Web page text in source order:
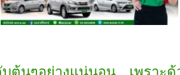
ต้นๆอย่างแน่นอน เพราะด้